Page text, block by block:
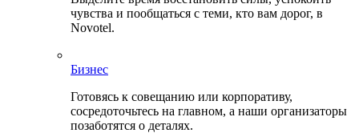
чувства и пообщаться с теми, кто вам дорог, в
Novotel.
Бизнес
Готовясь к совещанию или корпоративу,
сосредоточьтесь на главном, а наши организаторы
позаботятся о деталях.